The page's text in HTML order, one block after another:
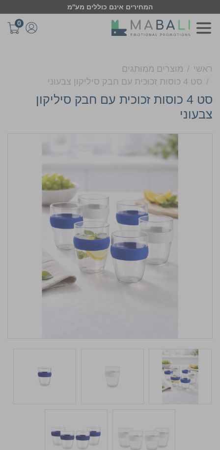
המחירים אינם כוללים מע''מ
0
ראשי
מוצרים ממותגים
סט 4 כוסות זכוכית עם חבק סיליקון צבעוני
סט 4 כוסות זכוכית עם חבק סיליקון
צבעוני